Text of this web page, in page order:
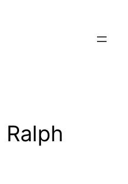
Ralph